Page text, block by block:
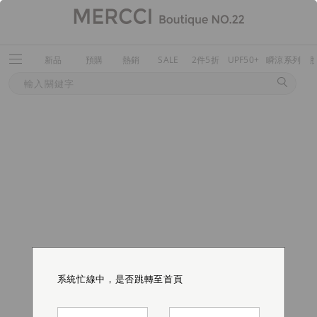
新品 預購 熱銷 SALE 2件5折 UPF50+ 瞬涼系列
系統忙線中，是否跳轉至首頁
系統忙線中，是否跳轉至首頁
系統忙線中，是否跳轉至首頁
系統忙線中，是否跳轉至首頁
系統忙線中，是否跳轉至首頁